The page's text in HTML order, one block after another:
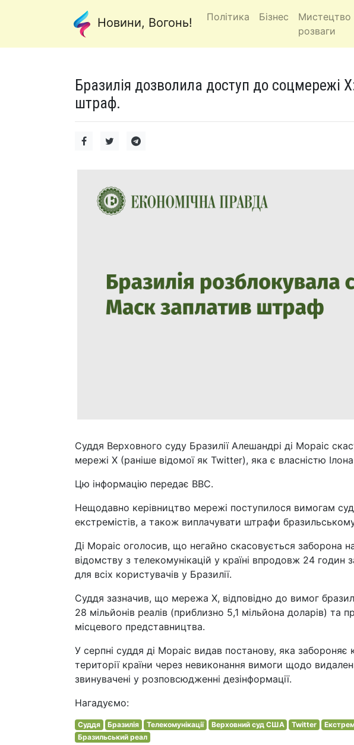
Новини, Вогонь! Політика Бізнес
Мистецтво
розваги
Бразилія дозволила доступ до соцмережі
штраф.
Суддя Верховного суду Бразилії Алешандрі ді Мораіс
мережі X (раніше відомої як Twitter), яка є власністю
Цю інформацію передає BBC.
Нещодавно керівництво мережі поступилося вимогам
екстремістів, а також виплачувати штрафи
Ді Мораіс оголосив, що негайно скасовується заборона
відомству з телекомунікацій у країні впродовж 24
для всіх користувачів у Бразилії.
Суддя зазначив, що мережа Х, відповідно до вимог
28 мільйонів реалів (приблизно 5,1 мільйона доларів) та
місцевого представництва.
У серпні суддя ді Мораіс видав постанову, яка
території країни через невиконання вимоги щодо
звинувачені у розповсюдженні дезінформації.
Нагадуємо:
Суддя Бразилія Телекомунікації Верховний суд США Twitter
Бразильський реал